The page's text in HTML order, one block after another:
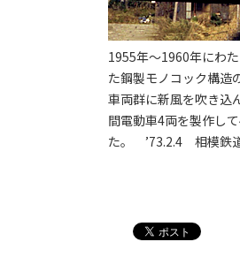
1955年～1960年にわ
た鋼製モノコック構造
車両群に新風を吹き込
間電動車4両を製作し
た。 ’73.2.4 相模鉄